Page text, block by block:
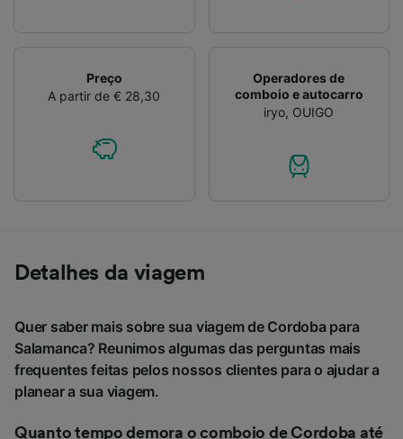
Preço
A partir de € 28,30
Operadores de
comboio e autocarro
iryo, OUIGO
Detalhes da viagem
Quer saber mais sobre sua viagem de Cordoba para
Salamanca? Reunimos algumas das perguntas mais
frequentes feitas pelos nossos clientes para o ajudar a
planear a sua viagem.
Quanto tempo demora o comboio de Cordoba até